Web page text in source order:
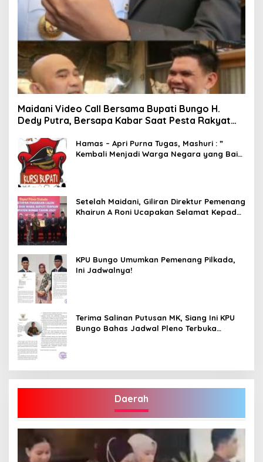
Maidani Video Call Bersama Bupati Bungo H.
Dedy Putra, Bersapa Kabar Saat Pesta Rakyat
Hamas – Apri Purna Tugas, Mashuri : ”
Kembali Menjadi Warga Negara yang Baik,
Setelah Maidani, Giliran Direktur Pemenang
Khairun A Roni Ucapakan Selamat Kepada
KPU Bungo Umumkan Pemenang Pilkada,
Ini Jadwalnya!
Terima Salinan Putusan MK, Siang Ini KPU
Bungo Bahas Jadwal Pleno Terbuka
Daerah